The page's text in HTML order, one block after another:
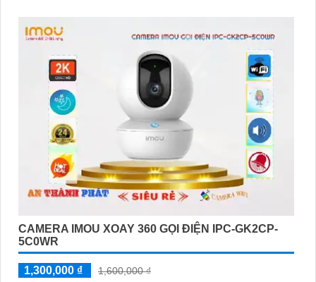
CAMERA IMOU XOAY 360 GỌI ĐIỆN IPC-GK2CP-
5C0WR
1,300,000 ₫
1,600,000 ₫